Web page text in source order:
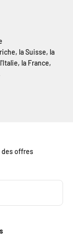
la Suisse, la
la France,
des offres